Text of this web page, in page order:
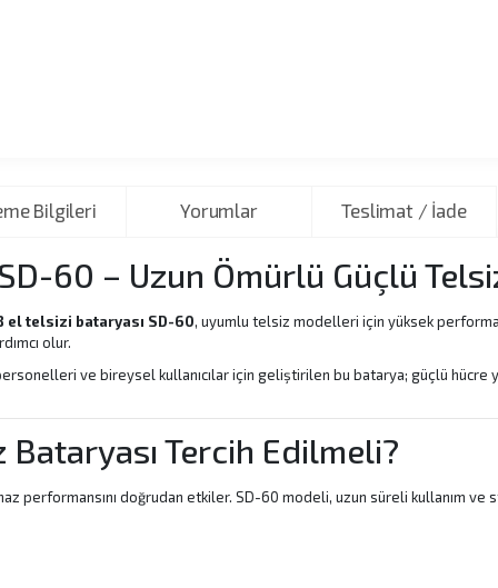
Bilgileri Yorumlar Teslimat / İade
60 – Uzun Ömürlü Güçlü
el telsizi bataryası SD-60, uyumlu telsiz modelleri için yüksek
olur.
ve bireysel kullanıcılar için geliştirilen bu batarya; güçlü hücre
Bataryası Tercih Edilmeli?
performansını doğrudan etkiler. SD-60 modeli, uzun süreli kullanım ve